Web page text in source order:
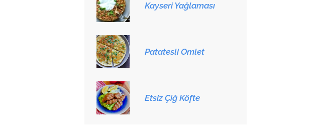
Kayseri Yağlaması
Patatesli Omlet
Etsiz Çiğ Köfte